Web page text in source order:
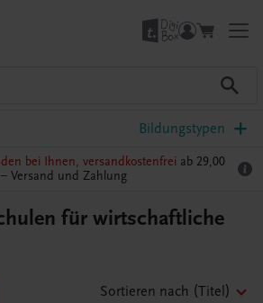
Bildungstypen
bei Ihnen, versandkostenfrei ab 29,00
Versand und Zahlung
für wirtschaftliche
Sortieren nach (Titel)